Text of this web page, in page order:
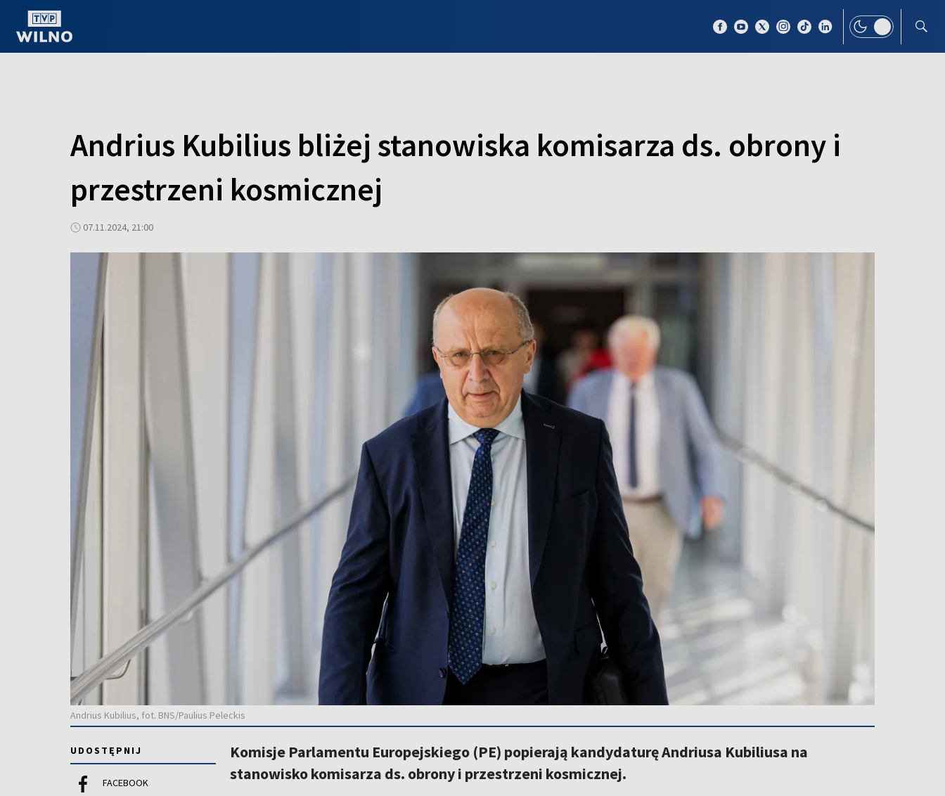
Andrius Kubilius bliżej stanowiska komisarza ds. obrony i
przestrzeni kosmicznej
07.11.2024, 21:00
Andrius Kubilius, fot. BNS/Paulius Peleckis
UDOSTĘPNIJ
FACEBOOK
Komisje Parlamentu Europejskiego (PE) popierają kandydaturę Andriusa Kubiliusa na
stanowisko komisarza ds. obrony i przestrzeni kosmicznej.